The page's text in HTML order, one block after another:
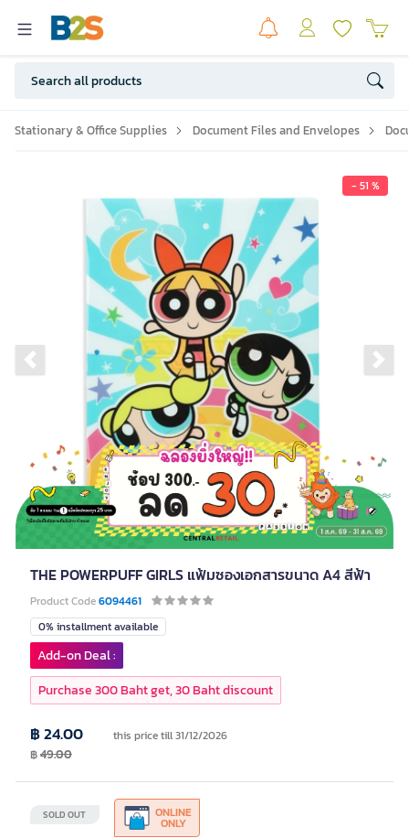
Stationary & Office Supplies Document Files and Envelopes
- 51 %
Previous slide
THE POWERPUFF GIRLS แฟ้มซองเอกสารขนาด A4 สีฟ้า
Product Code6094461
0% installment available
SOLD OUT ONLINE
ONLY
฿ 24.00 this price till 31/12/2026
฿49.00
Add-on Deal :
Purchase 300 Baht get, 30 Baht discount